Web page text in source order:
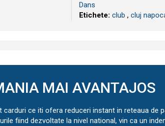
Dans
Etichete: club , cluj
MAI AVANTAJOS
carduri ce iti ofera reduceri instant in reteaua de
fiind dezvoltate la nivel national, vin ca un